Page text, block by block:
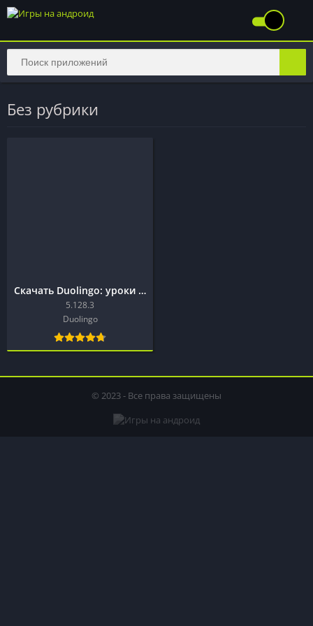
Без рубрики
Скачать Duolingo: уроки иностранного 5.128.3
5.128.3
Duolingo
© 2023 - Все права защищены